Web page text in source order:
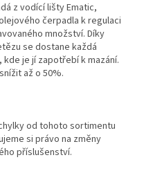
z vodící lišty Ematic,
čerpadla k regulaci
množství. Díky
se dostane každá
je jí zapotřebí k mazání.
až o 50%.
od tohoto sortimentu
si právo na změny
příslušenství.